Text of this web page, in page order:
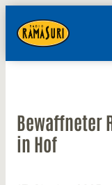
Bewaffneter
in Hof